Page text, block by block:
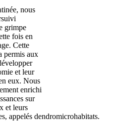
nous
grimpe
fois en
Cette
permis aux
et leur
eux. Nous
enrichi
sur
et leurs
appelés dendromicrohabitats.